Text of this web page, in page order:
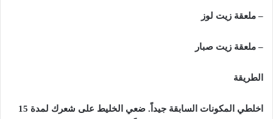
– ملعقة زيت لوز
– ملعقة زيت صبار
الطريقة
اخلطي المكونات السابقة جيداً. ضعي الخليط على شعرك لمدة 15